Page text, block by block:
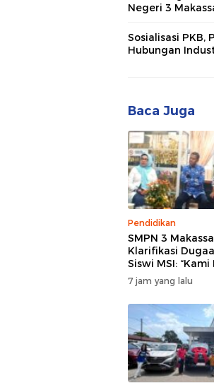
Negeri 3
Sosialisasi PKB,
Hubungan
Baca Juga
Pendidikan
SMPN 3
Klarifikasi
Siswi MSI:
Menemukan
Perundungan”
7 jam yang lalu